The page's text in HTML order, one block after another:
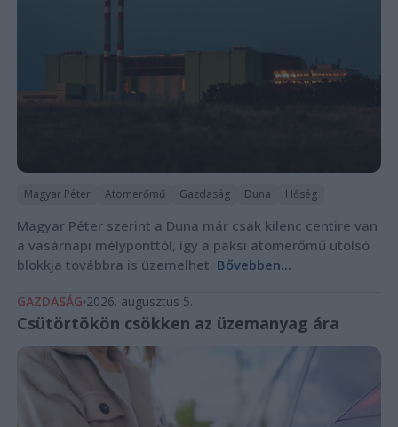
Magyar Péter Atomerőmű Gazdaság Duna Hőség
Magyar Péter szerint a Duna már csak kilenc centire van
a vasárnapi mélyponttól, így a paksi atomerőmű utolsó
blokkja továbbra is üzemelhet. Bővebben...
GAZDASÁG 2026. augusztus 5.
Csütörtökön csökken az üzemanyag ára